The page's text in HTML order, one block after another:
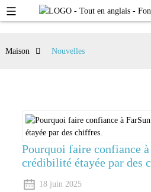
+86
+86
Maison Nouvelles
Pourquoi faire confiance à
crédibilité étayée par des
18 juin 2025